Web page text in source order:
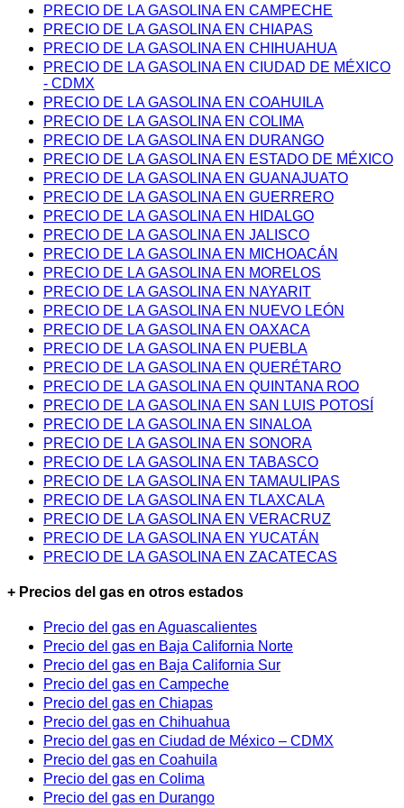
PRECIO DE LA GASOLINA EN CAMPECHE
PRECIO DE LA GASOLINA EN CHIAPAS
PRECIO DE LA GASOLINA EN CHIHUAHUA
PRECIO DE LA GASOLINA EN CIUDAD DE MÉXICO
- CDMX
PRECIO DE LA GASOLINA EN COAHUILA
PRECIO DE LA GASOLINA EN COLIMA
PRECIO DE LA GASOLINA EN DURANGO
PRECIO DE LA GASOLINA EN ESTADO DE MÉXICO
PRECIO DE LA GASOLINA EN GUANAJUATO
PRECIO DE LA GASOLINA EN GUERRERO
PRECIO DE LA GASOLINA EN HIDALGO
PRECIO DE LA GASOLINA EN JALISCO
PRECIO DE LA GASOLINA EN MICHOACÁN
PRECIO DE LA GASOLINA EN MORELOS
PRECIO DE LA GASOLINA EN NAYARIT
PRECIO DE LA GASOLINA EN NUEVO LEÓN
PRECIO DE LA GASOLINA EN OAXACA
PRECIO DE LA GASOLINA EN PUEBLA
PRECIO DE LA GASOLINA EN QUERÉTARO
PRECIO DE LA GASOLINA EN QUINTANA ROO
PRECIO DE LA GASOLINA EN SAN LUIS POTOSÍ
PRECIO DE LA GASOLINA EN SINALOA
PRECIO DE LA GASOLINA EN SONORA
PRECIO DE LA GASOLINA EN TABASCO
PRECIO DE LA GASOLINA EN TAMAULIPAS
PRECIO DE LA GASOLINA EN TLAXCALA
PRECIO DE LA GASOLINA EN VERACRUZ
PRECIO DE LA GASOLINA EN YUCATÁN
PRECIO DE LA GASOLINA EN ZACATECAS
+ Precios del gas en otros estados
Precio del gas en Aguascalientes
Precio del gas en Baja California Norte
Precio del gas en Baja California Sur
Precio del gas en Campeche
Precio del gas en Chiapas
Precio del gas en Chihuahua
Precio del gas en Ciudad de México – CDMX
Precio del gas en Coahuila
Precio del gas en Colima
Precio del gas en Durango